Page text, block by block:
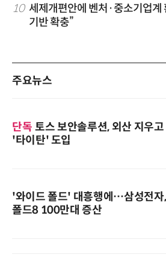
10 세제개편안에 벤처·중소기업
기반 확충”
주요뉴스
단독 토스 보안솔루션, 외산 지우고
'타이탄' 도입
'와이드 폴드' 대흥행에…삼성전자,
폴드8 100만대 증산